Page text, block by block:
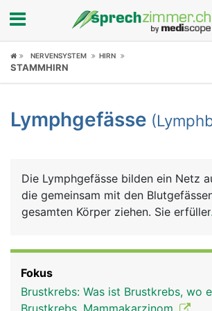
Fokus
Symptome
News
Rubriken
NERVENSYSTEM HIRN
STAMMHIRN
Lymphgefässe
Die Lymphgefässe bilden ein Netz
die gemeinsam mit den
gesamten Körper ziehen. Sie
Immunsystems. Die Lymphe ist das
Gewebewasser, das aus den
Fokus
Brustkrebs: Was ist Brustkrebs, wo
Brustkrebs, Mammakarzinom